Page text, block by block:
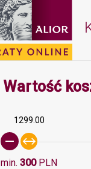
Wartość
1299.00
min. 300PLN